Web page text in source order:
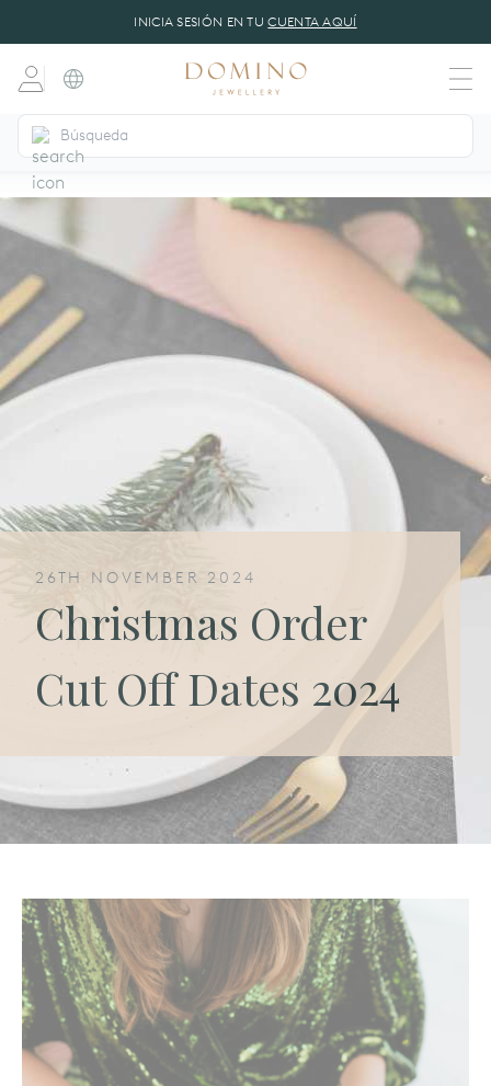
INICIA SESIÓN EN TUCUENTA AQUÍ
dansk
26TH NOVEMBER 2024
Christmas Order
Cut Off Dates 2024